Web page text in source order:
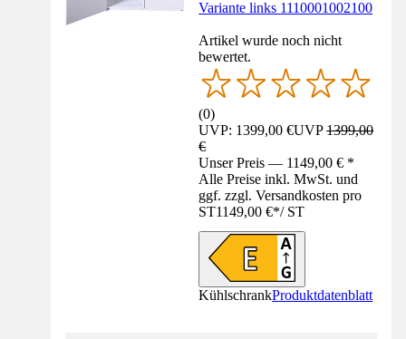
Variante links 1110001002100
Artikel wurde noch nicht
bewertet.
(0)
UVP: 1399,00 €UVP1399,00
€
Unser Preis — 1149,00 € *
Alle Preise inkl. MwSt. und
ggf. zzgl. Versandkosten pro
ST1149,00 €*/ ST
KühlschrankProduktdatenblatt